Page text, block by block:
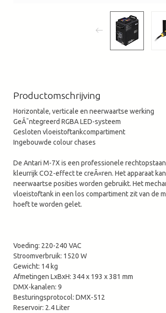
Productomschrijving
Horizontale, verticale en neerwaartse werking
GeÃ¯ntegreerd RGBA LED-systeem
Gesloten vloeistoftankcompartiment
Ingebouwde colour chases
De Antari M-7X is een professionele
kleurrijk CO2-effect te creÃ«ren. Het apparaat
neerwaartse posities worden gebruikt. Het
vloeistoftank in een los compartiment zit van de
hoeft te worden gelet.
Voeding: 220-240 VAC
Stroomverbruik: 1520 W
Gewicht: 14 kg
Afmetingen LxBxH: 344 x 193 x 381 mm
DMX-kanalen: 9
Besturingsprotocol: DMX-512
Reservoir: 2.4 Liter